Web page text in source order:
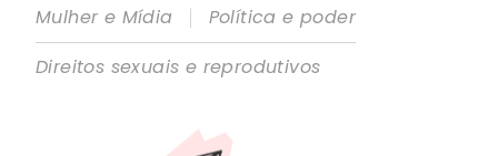
Mulher e Mídia
|
Política e poder
Direitos sexuais e reprodutivos